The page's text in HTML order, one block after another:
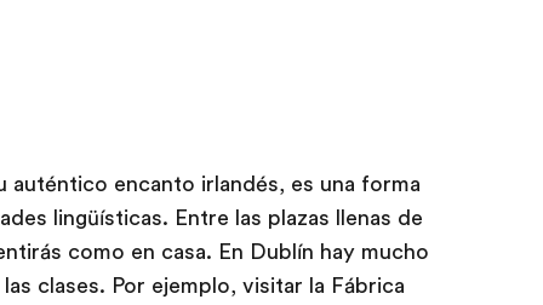
auténtico encanto irlandés, es una forma
lingüísticas. Entre las plazas llenas de
como en casa. En Dublín hay mucho
clases. Por ejemplo, visitar la Fábrica